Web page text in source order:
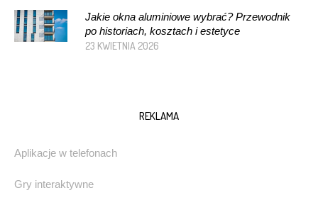
Jakie okna aluminiowe wybrać? Przewodnik
po historiach, kosztach i estetyce
23 KWIETNIA 2026
REKLAMA
Aplikacje w telefonach
Gry interaktywne